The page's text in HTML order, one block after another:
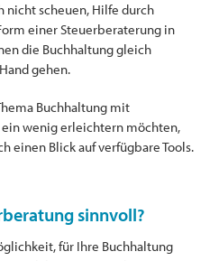
nicht scheuen, Hilfe durch
einer Steuerberaterung in
die Buchhaltung gleich
gehen.
Buchhaltung mit
wenig erleichtern möchten,
einen Blick auf verfügbare Tools.
sinnvoll?
für Ihre Buchhaltung